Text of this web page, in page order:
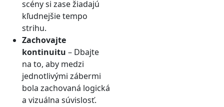
scény si zase žiadajú
kľudnejšie tempo
strihu.
Zachovajte
kontinuitu – Dbajte
na to, aby medzi
jednotlivými zábermi
bola zachovaná logická
a vizuálna súvislosť.